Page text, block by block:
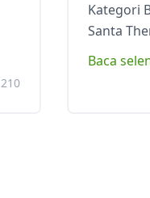
210
Kategori
Santa
Baca